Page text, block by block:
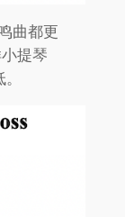
曲都更
提琴